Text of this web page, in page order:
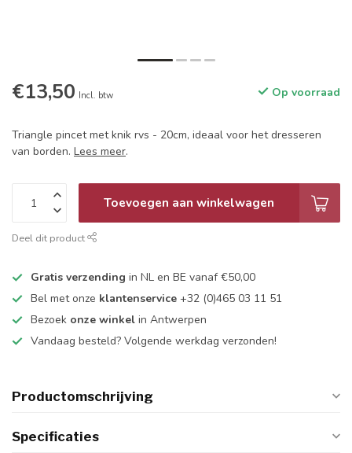
€13,50 Incl. btw Op voorraad
Triangle pincet met knik rvs - 20cm, ideaal voor het dresseren
van borden. Lees meer.
Toevoegen aan winkelwagen
Deel dit product
Gratis verzending in NL en BE vanaf €50,00
Bel met onze klantenservice +32 (0)465 03 11 51
Bezoek onze winkel in Antwerpen
Vandaag besteld? Volgende werkdag verzonden!
Productomschrijving
Specificaties